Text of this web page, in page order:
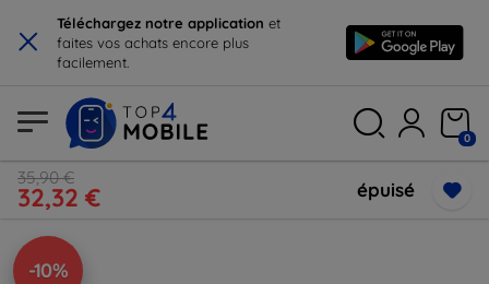
× Téléchargez notre application et
faites vos achats encore plus
facilement.
0
35,90 €
32,32 € épuisé
-10%